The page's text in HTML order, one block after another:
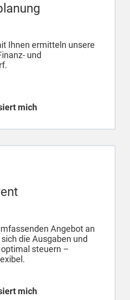
Ihnen ermitteln unsere
und
mich
Angebot an
die Ausgaben und
steuern –
mich